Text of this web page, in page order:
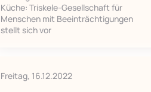
Küche: Triskele-Gesellschaft für
Menschen mit Beeinträchtigungen
stellt sich vor
Freitag, 16.12.2022